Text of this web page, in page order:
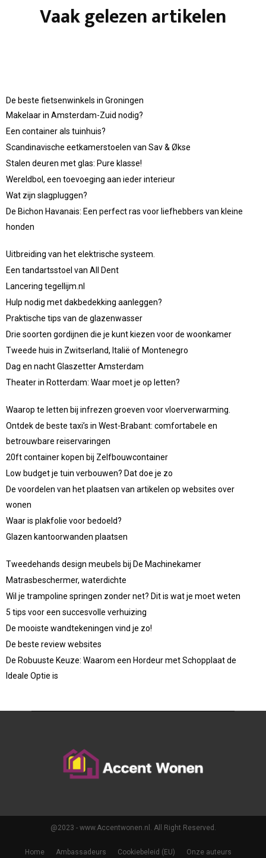
Vaak gelezen artikelen
De beste fietsenwinkels in Groningen
Makelaar in Amsterdam-Zuid nodig?
Een container als tuinhuis?
Scandinavische eetkamerstoelen van Sav & Økse
Stalen deuren met glas: Pure klasse!
Wereldbol, een toevoeging aan ieder interieur
Wat zijn slagpluggen?
De Bichon Havanais: Een perfect ras voor liefhebbers van kleine
honden
Uitbreiding van het elektrische systeem.
Een tandartsstoel van All Dent
Lancering tegellijm.nl
Hulp nodig met dakbedekking aanleggen?
Praktische tips van de glazenwasser
Drie soorten gordijnen die je kunt kiezen voor de woonkamer
Tweede huis in Zwitserland, Italië of Montenegro
Dag en nacht Glaszetter Amsterdam
Theater in Rotterdam: Waar moet je op letten?
Waarop te letten bij infrezen groeven voor vloerverwarming.
Ontdek de beste taxi’s in West-Brabant: comfortabele en
betrouwbare reiservaringen
20ft container kopen bij Zelfbouwcontainer
Low budget je tuin verbouwen? Dat doe je zo
De voordelen van het plaatsen van artikelen op websites over
wonen
Waar is plakfolie voor bedoeld?
Glazen kantoorwanden plaatsen
Tweedehands design meubels bij De Machinekamer
Matrasbeschermer, waterdichte
Wil je trampoline springen zonder net? Dit is wat je moet weten
5 tips voor een succesvolle verhuizing
De mooiste wandtekeningen vind je zo!
De beste review websites
De Robuuste Keuze: Waarom een Hordeur met Schopplaat de
Ideale Optie is
@2023 - www.Accentwonen.nl. All Right Reserved.
Home Ambassadeurs Cookiebeleid (EU) Onze auteurs